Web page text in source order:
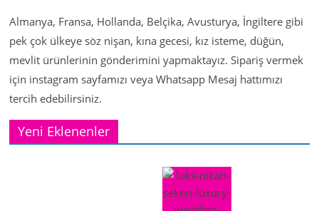
Almanya, Fransa, Hollanda, Belçika, Avusturya, İngiltere gibi
pek çok ülkeye söz nişan, kına gecesi, kız isteme, düğün,
mevlit ürünlerinin gönderimini yapmaktayız. Sipariş vermek
için instagram sayfamızı veya Whatsapp Mesaj hattımızı
tercih edebilirsiniz.
Yeni Eklenenler